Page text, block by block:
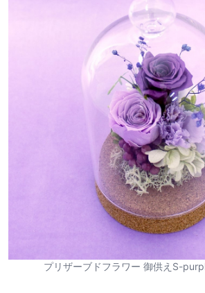
プリザーブドフラワー 御供えS-